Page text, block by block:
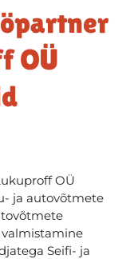
OÜ
OÜ
ja autovõtmete
Seifi- ja